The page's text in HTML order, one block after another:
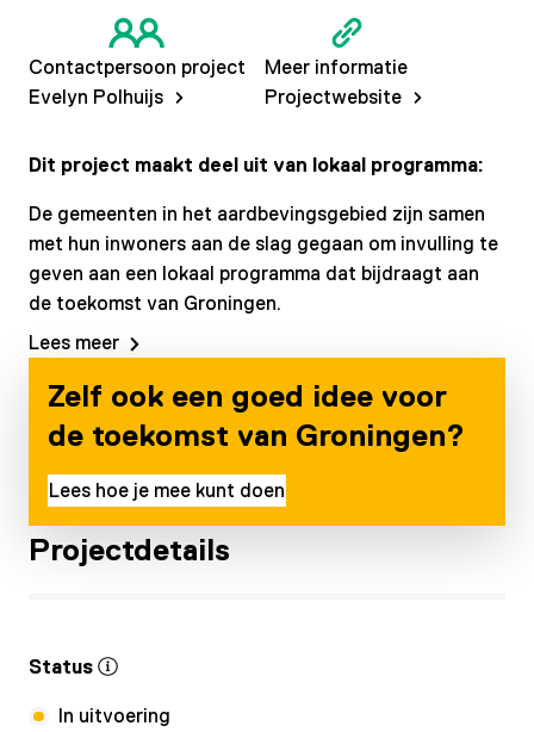
Contactpersoon project
Evelyn Polhuijs
Meer informatie
Projectwebsite
Dit project maakt deel uit van lokaal programma:
De gemeenten in het aardbevingsgebied zijn samen
met hun inwoners aan de slag gegaan om invulling te
geven aan een lokaal programma dat bijdraagt aan
de toekomst van Groningen.
Lees meer
Zelf ook een goed idee voor
de toekomst van Groningen?
Lees hoe je mee kunt doen
Projectdetails
Status
In uitvoering